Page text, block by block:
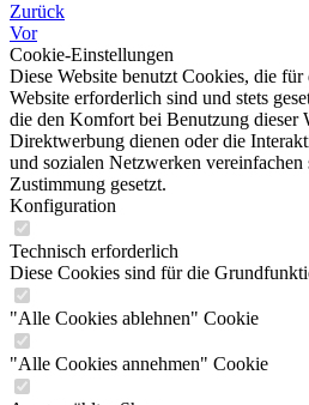
Zurück
Vor
Cookie-Einstellungen
Diese Website benutzt Cookies, die
Website erforderlich sind und stets
die den Komfort bei Benutzung dieser
Direktwerbung dienen oder die
und sozialen Netzwerken
Zustimmung gesetzt.
Konfiguration
Technisch erforderlich
Diese Cookies sind für die
"Alle Cookies ablehnen" Cookie
"Alle Cookies annehmen" Cookie